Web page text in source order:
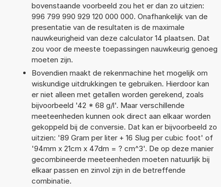
bovenstaande voorbeeld zou het er dan zo uitzien:
996 799 990 929 120 000 000. Onafhankelijk van de
presentatie van de resultaten is de maximale
nauwkeurigheid van deze calculator 14 plaatsen. Dat
zou voor de meeste toepassingen nauwkeurig genoeg
moeten zijn.
Bovendien maakt de rekenmachine het mogelijk om
wiskundige uitdrukkingen te gebruiken. Hierdoor kan
er niet alleen met getallen worden gerekend, zoals
bijvoorbeeld '42 * 68 g/l'. Maar verschillende
meeteenheden kunnen ook direct aan elkaar worden
gekoppeld bij de conversie. Dat kan er bijvoorbeeld zo
uitzien: '89 Gram per liter + 16 Slug per cubic foot' of
'94mm x 21cm x 47dm = ? cm^3'. De op deze manier
gecombineerde meeteenheden moeten natuurlijk bij
elkaar passen en zinvol zijn in de betreffende
combinatie.